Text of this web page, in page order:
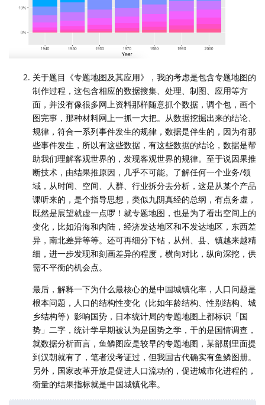
关于题目《专题地图及其应用》，我的考虑是包含专题地图的
制作过程，这包含相应的数据搜集、处理、制图、应用等方
面，并没有像很多网上资料那样随意抓个数据，调个包，画个
图完事，那种材料网上一抓一大把。从数据挖掘出来的结论、
规律，符合一系列事件发生的规律，数据是伴生的，因为有那
些事件发生，所以有这些数据，有这些数据的结论，数据是帮
助我们理解客观世界的，发现客观世界的规律。至于说因果推
断技术，由结果推原因，几乎不可能。了解任何一个业务/领
域，从时间、空间、人群、行业拆分去分析，这是从某个产品
课听来的，是个指导思想，类似九阴真经的总纲，有点务虚，
既然是展望就虚一点啰！就专题地图，也是为了看出空间上的
变化，比如沿海和内陆，经济发达地区和不发达地区，东西差
异，南北差异等等。还可再细分下钻，从州、县、镇越来越精
细，进一步发现和刻画差异的程度，横向对比，纵向深挖，供
需不平衡的机会点。
最后，解释一下为什么最核心的是中国城镇化率，人口问题是
根本问题，人口的结构性变化（比如年龄结构、性别结构、城
乡结构等）影响国势，日本统计局的专题地图上都标识「国
势」二字，统计学早期被认为是国势之学，干的是国情调查，
就数据分析而言，鱼鳞图应是较早的专题地图，某部剧里面提
到汉朝就有了，笔者没考证过，但我国古代确实有鱼鳞图册。
另外，国家改革开放是促进人口流动的，促进城市化进程的，
衡量的结果指标就是中国城镇化率。